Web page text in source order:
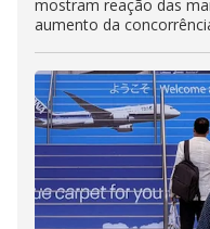
mostram reação das
aumento da